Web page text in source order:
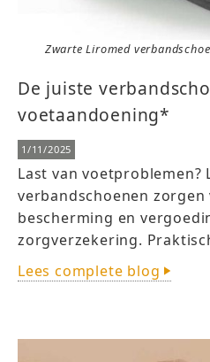
Zwarte Liromed
De juiste
voetaandoening*
1/11/2025
Last van voetproblemen?
verbandschoenen
bescherming en
zorgverzekering.
Lees complete blog